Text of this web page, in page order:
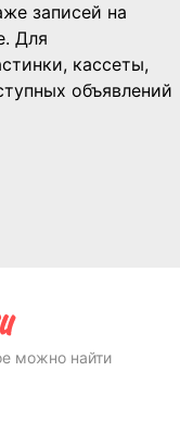
записей на
Для
кассеты,
объявлений
можно найти